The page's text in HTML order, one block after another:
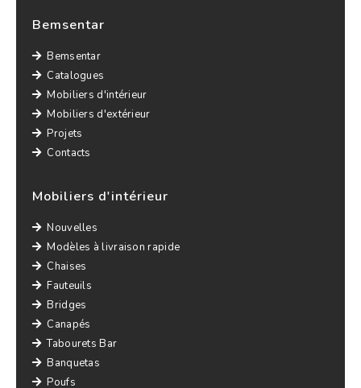
Bemsentar
Bemsentar
Catalogues
Mobiliers d'intérieur
Mobiliers d'extérieur
Projets
Contacts
Mobiliers d'intérieur
Nouvelles
Modèles à livraison rapide
Chaises
Fauteuils
Bridges
Canapés
Tabourets Bar
Banquetas
Poufs